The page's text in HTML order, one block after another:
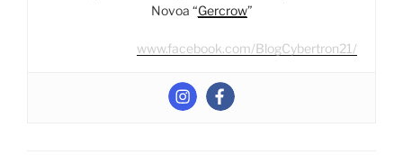
Novoa “Gercrow”
www.facebook.com/BlogCybertron21/